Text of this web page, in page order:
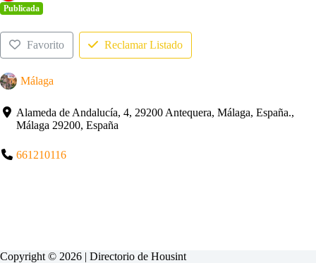
Publicada
Favorito Reclamar Listado
Málaga
Alameda de Andalucía, 4, 29200 Antequera, Málaga, España.,
Málaga 29200, España
661210116
Copyright © 2026 | Directorio de Housint